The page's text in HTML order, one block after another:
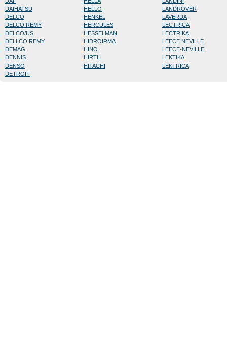
DAIHATSU
DELCO
DELCO REMY
DELCO/US
DELLCO REMY
DEMAG
DENNIS
DENSO
DETROIT
HELLO
HENKEL
HERCULES
HESSELMAN
HIDROIRMA
HINO
HIRTH
HITACHI
LANDROVER
LAVERDA
LECTRICA
LECTRIKA
LEECE NEVILLE
LEECE-NEVILLE
LEKTIKA
LEKTRICA